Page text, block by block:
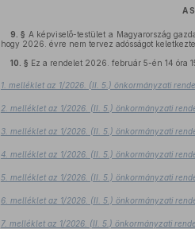
A
9. § A képviselő-testület a Magyarország
hogy 2026. évre nem tervez adósságot
10. § Ez a rendelet 2026. február 5-én 14 óra
1. melléklet az 1/2026. (II. 5.) önkormányzati
2. melléklet az 1/2026. (II. 5.) önkormányzati
3. melléklet az 1/2026. (II. 5.) önkormányzati
4. melléklet az 1/2026. (II. 5.) önkormányzati
5. melléklet az 1/2026. (II. 5.) önkormányzati
6. melléklet az 1/2026. (II. 5.) önkormányzati
7. melléklet az 1/2026. (II. 5.) önkormányzati